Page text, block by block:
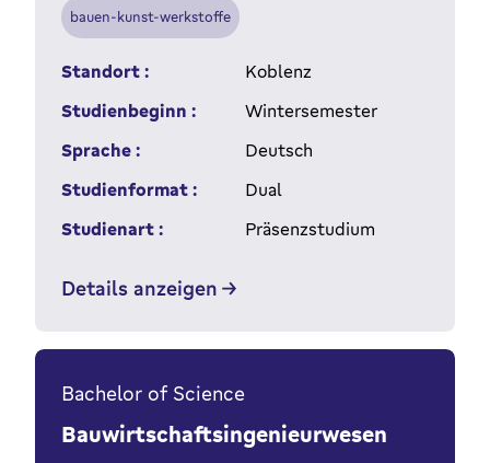
bauen-kunst-werkstoffe
Standort :
Koblenz
Studienbeginn :
Wintersemester
Sprache :
Deutsch
Studienformat :
Dual
Studienart :
Präsenzstudium
Details anzeigen
Bachelor of Science
Bauwirtschaftsingenieurwesen